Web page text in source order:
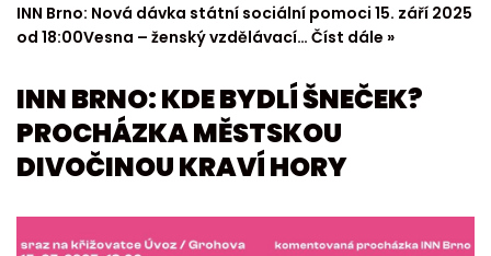
INN Brno: Nová dávka státní sociální pomoci 15. září 2025
od 18:00Vesna – ženský vzdělávací… Číst dále »
INN BRNO: KDE BYDLÍ ŠNEČEK?
PROCHÁZKA MĚSTSKOU
DIVOČINOU KRAVÍ HORY